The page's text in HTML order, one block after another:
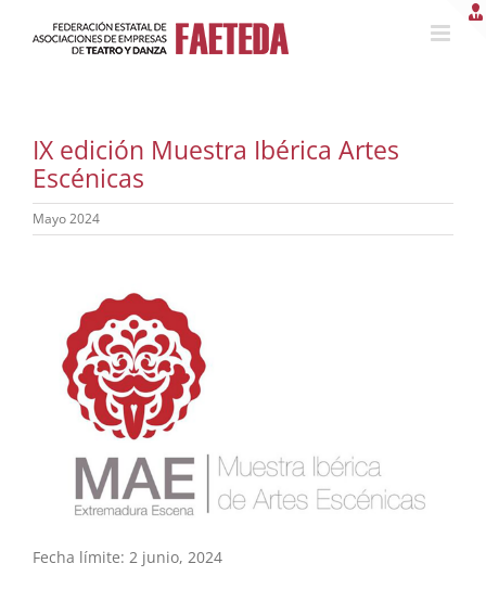
IX edición Muestra Ibérica Artes
Escénicas
Mayo 2024
Fecha lí­mite: 2 junio, 2024